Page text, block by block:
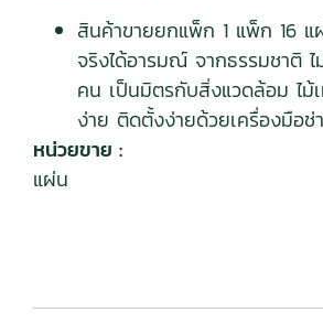
สินค้าขายยกแพ็ก 1 แพ็ก 16 แ
จริงได้อารมณ์ จากธรรมชาติ
คน เป็นมิตรกับสิ่งแวดล้อม ไม้
ง่าย ติดตั้งง่ายด้วยเครื่องมือช่
หน่วยขาย :
แผ่น